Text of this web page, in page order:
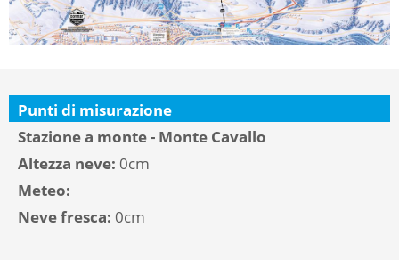
Punti di misurazione
Stazione a monte - Monte Cavallo
Altezza neve: 0cm
Meteo:
Neve fresca: 0cm